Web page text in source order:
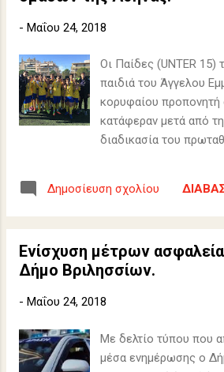
- Μαΐου 24, 2018
Οι Παίδες (UNTER 15)
παιδιά του Άγγελου
κορυφαίου προπονητή
κατάφεραν μετά από
διαδικασία του
διαδικασία των Play-
στο μεγάλο τελικό
και θα αντιμετωπίσει
του Πανιωνίου.
Δημοσίευση σχολίου
Ενίσχυση μέτρων
Δήμο Βριλησσίων.
- Μαΐου 24, 2018
Με δελτίο τύπου που
μέσα ενημέρωσης ο